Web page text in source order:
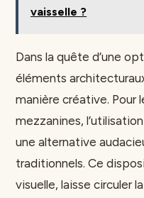
vaisselle ?
Dans la quête d’une
éléments
manière créative. Pour
mezzanines,
une alternative
traditionnels. Ce
visuelle, laisse circuler